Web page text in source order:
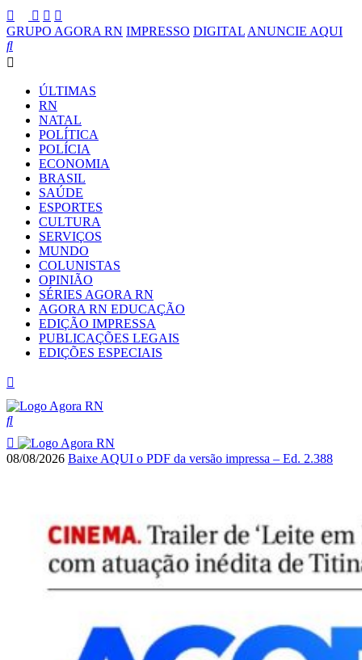
GRUPO AGORA RN IMPRESSO DIGITAL ANUNCIE AQUI
ÚLTIMAS
RN
NATAL
POLÍTICA
POLÍCIA
ECONOMIA
BRASIL
SAÚDE
ESPORTES
CULTURA
SERVIÇOS
MUNDO
COLUNISTAS
OPINIÃO
SÉRIES AGORA RN
AGORA RN EDUCAÇÃO
EDIÇÃO IMPRESSA
PUBLICAÇÕES LEGAIS
EDIÇÕES ESPECIAIS
08/08/2026 Baixe AQUI o PDF da versão impressa – Ed. 2.388